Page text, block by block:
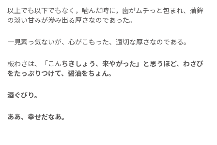
以上でも以下でもなく，噛んだ時に，歯がムチっと包まれ、蒲鉾
の淡い甘みが滲み出る厚さなのであった。
一見素っ気ないが、心がこもった、適切な厚さなのである。
板わさは、「こんちきしょう、来やがった」と思うほど、わさび
をたっぷりつけて、醤油をちょん。
酒ぐびり。
ああ、幸せだなあ。